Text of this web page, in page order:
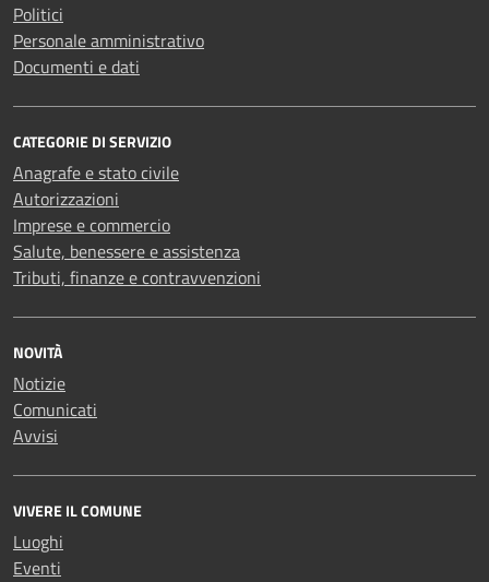
Politici
Personale amministrativo
Documenti e dati
CATEGORIE DI SERVIZIO
Anagrafe e stato civile
Autorizzazioni
Imprese e commercio
Salute, benessere e assistenza
Tributi, finanze e contravvenzioni
NOVITÀ
Notizie
Comunicati
Avvisi
VIVERE IL COMUNE
Luoghi
Eventi